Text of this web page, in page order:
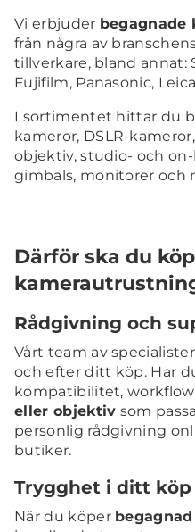
Vi erbjuder begagnade
från några av
tillverkare, bland annat:
Fujifilm, Panasonic,
I sortimentet hittar du
kameror, DSLR-
objektiv, studio- och
gimbals, monitorer och
Därför ska du
Rådgivning och
Vårt team av
och efter ditt köp. Har
kompatibilitet,
eller objektiv som
personlig rådgivning
butiker.
Trygghet i ditt köp
När du köper